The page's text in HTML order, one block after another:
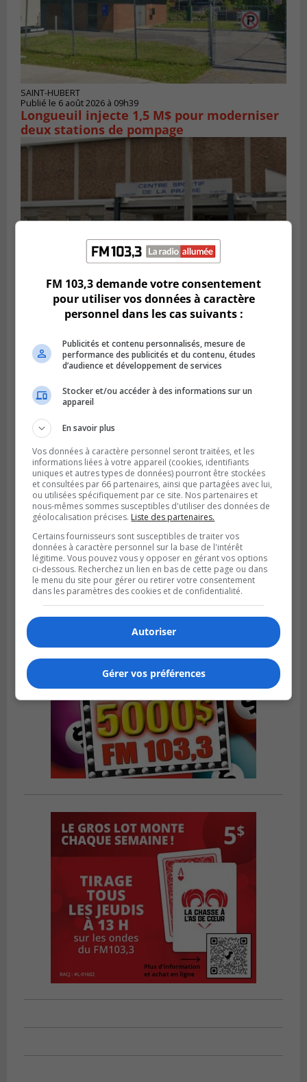
SAINT-HUBERT
Publié le 6 août 2026 à 09h39
Longueuil injecte 1,5 M$ pour moderniser
deux stations de pompage
Publié le 5 août 2026 à 11h59
jusqu’en avril 2027
LA PRAIRIE
Publié le 4 août 2026 à 15h50
Le mur du rempart de La Prairie retrouve
sa jeunesse
FM 103,3 demande votre consentement
pour utiliser vos données à caractère
personnel dans les cas suivants :
Publicités et contenu personnalisés, mesure de
performance des publicités et du contenu, études
d’audience et développement de services
Stocker et/ou accéder à des informations sur un
appareil
En savoir plus
Vos données à caractère personnel seront traitées, et les
informations liées à votre appareil (cookies, identifiants
uniques et autres types de données) pourront être stockées
et consultées par 66 partenaires, ainsi que partagées avec lui,
ou utilisées spécifiquement par ce site. Nos partenaires et
nous-mêmes sommes susceptibles d'utiliser des données de
géolocalisation précises. Liste des partenaires.
Certains fournisseurs sont susceptibles de traiter vos
données à caractère personnel sur la base de l'intérêt
légitime. Vous pouvez vous y opposer en gérant vos options
ci-dessous. Recherchez un lien en bas de cette page ou dans
le menu du site pour gérer ou retirer votre consentement
dans les paramètres des cookies et de confidentialité.
Autoriser
Gérer vos préférences